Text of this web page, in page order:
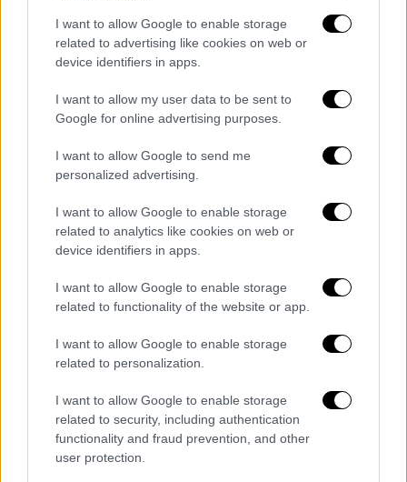
I want to allow Google to enable storage
related to advertising like cookies on web or
device identifiers in apps.
I want to allow my user data to be sent to
Google for online advertising purposes.
I want to allow Google to send me
personalized advertising.
I want to allow Google to enable storage
related to analytics like cookies on web or
device identifiers in apps.
I want to allow Google to enable storage
related to functionality of the website or app.
I want to allow Google to enable storage
related to personalization.
I want to allow Google to enable storage
related to security, including authentication
functionality and fraud prevention, and other
user protection.
Ελλάδα|27.02.2019 23:03
Παράνομες Υιοθεσίες: Η απόγνωση των
γονιών, οι «ταρίφες» και τα κυκλώματα
Το αυστηρό πρωτόκολλο, οι χρονοβόρες
γραφειοκρατικές διαδικασίες και το βαρύ
ψυχολογικό φορτίο «σπρώχνουν» τα